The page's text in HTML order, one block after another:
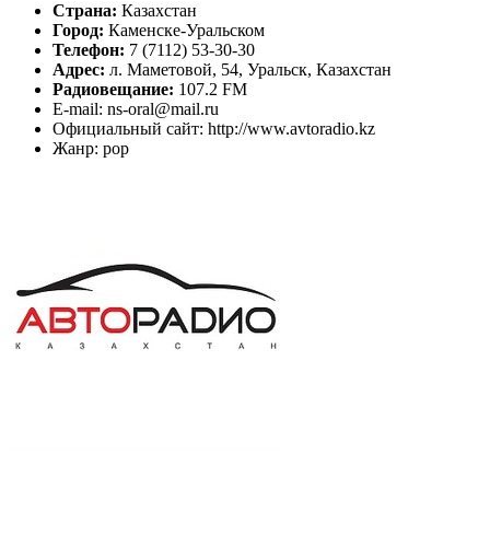
Страна: Казахстан
Город: Каменске-Уральском
Телефон: 7 (7112) 53-30-30
Адрес: л. Маметовой, 54, Уральск, Казахстан
Радиовещание: 107.2 FM
E-mail: ns-oral@mail.ru
Официальный сайт: http://www.avtoradio.kz
Жанр: pop